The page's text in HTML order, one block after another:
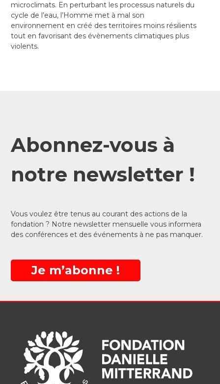
microclimats. En perturbant les processus naturels du
cycle de l’eau, l’Homme met à mal son
environnement en créé des territoires moins résilients
tout en favorisant des évènements climatiques plus
violents.
Abonnez-vous à
notre newsletter !
Vous voulez être tenus au courant des actions de la
fondation ? Notre newsletter mensuelle vous informera
des conférences et des événements à ne pas manquer.
Je m’abonne !